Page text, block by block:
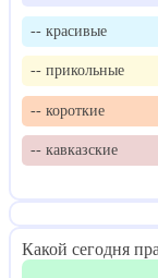
-- красивые
-- прикольные
-- короткие
-- кавказские
Какой сегодня